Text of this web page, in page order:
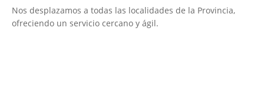
Nos desplazamos a todas las localidades de la Provincia,
ofreciendo un servicio cercano y ágil.